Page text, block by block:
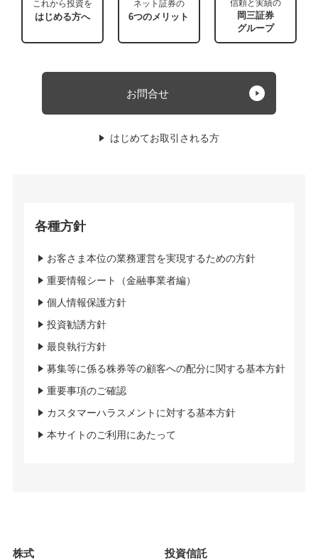
これから投資を
はじめる方へ
ネット証券の
6つのメリット
信頼と実績の
岡三証券
グループ
お問合せ
はじめてお取引される方
各種方針
お客さま本位の業務運営を実現するための方針
重要情報シート（金融事業者編）
個人情報保護方針
投資勧誘方針
最良執行方針
募集等に係る株券等の顧客への配分に関する基本方針
重要事項のご確認
カスタマーハラスメントに対する基本方針
本サイトのご利用にあたって
株式
投資信託